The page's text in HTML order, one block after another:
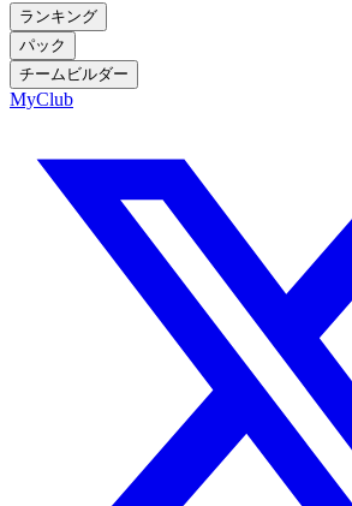
ランキング
パック
チームビルダー
MyClub